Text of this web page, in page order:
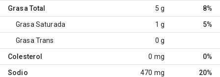
Grasa Total 5 g 8%
Grasa Saturada 1 g 5%
Grasa Trans 0 g
Colesterol 0 mg 0%
Sodio 470 mg 20%